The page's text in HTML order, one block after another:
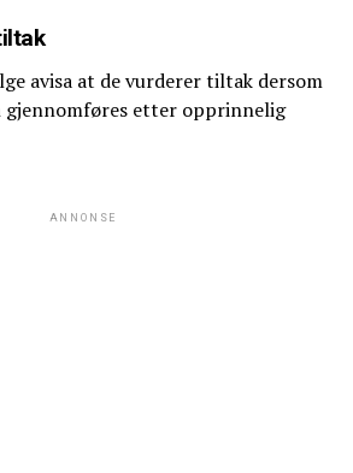
avisa at de vurderer tiltak dersom
gjennomføres etter opprinnelig
ANNONSE